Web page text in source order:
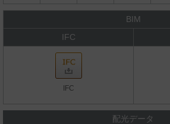
BIM
IFC
IFC
配光データ